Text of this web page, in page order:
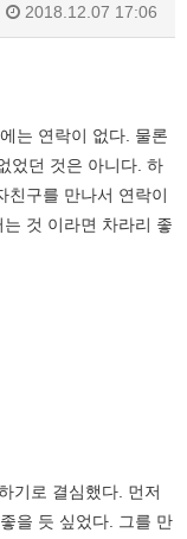
2018.12.07 17:06
는 연락이 없다. 물론
었던 것은 아니다. 하
친구를 만나서 연락이
것 이라면 차라리 좋
기로 결심했다. 먼저
을 듯 싶었다. 그를 만